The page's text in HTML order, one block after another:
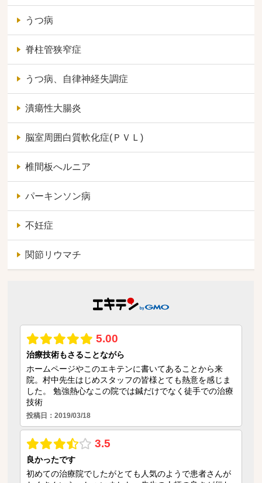
うつ病
脊柱管狭窄症
うつ病、自律神経失調症
潰瘍性大腸炎
脳室周囲白質軟化症(ＰＶＬ)
椎間板へルニア
パーキンソン病
不妊症
関節リウマチ